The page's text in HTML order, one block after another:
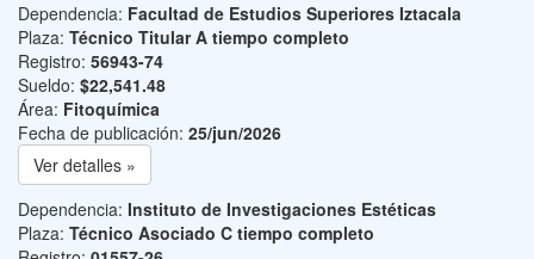
Dependencia: Facultad de Estudios Superiores Iztacala
Plaza: Técnico Titular A tiempo completo
Registro: 56943-74
Sueldo: $22,541.48
Área: Fitoquímica
Fecha de publicación: 25/jun/2026
Ver detalles »
Dependencia: Instituto de Investigaciones Estéticas
Plaza: Técnico Asociado C tiempo completo